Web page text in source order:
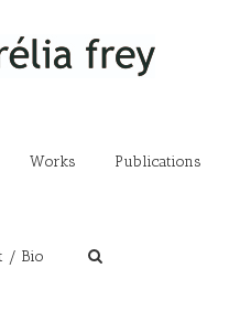
Works Publications
/ Bio